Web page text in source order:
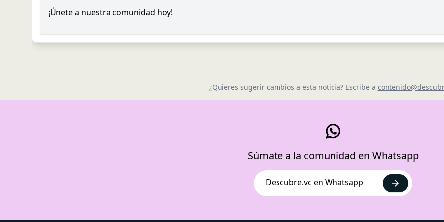
¡Únete a nuestra comunidad hoy!
¿Quieres sugerir cambios a esta noticia? Escribe a
Súmate a la comunidad en Whatsapp
Descubre.vc en Whatsapp